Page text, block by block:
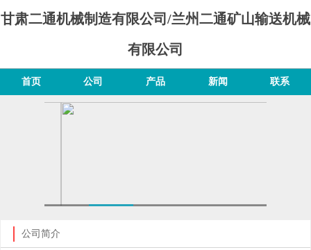
甘肃二通机械制造有限公司/兰州二通矿山输送机械
有限公司
首页 公司 产品 新闻 联系
公司简介